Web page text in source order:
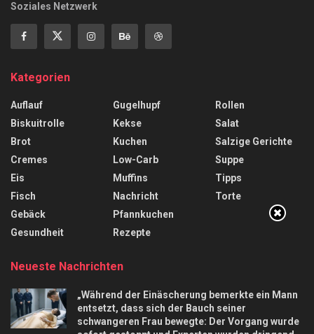
Soziales Netzwerk
Kategorien
Auflauf
Biskuitrolle
Brot
Cremes
Eis
Fisch
Gebäck
Gesundheit
Gugelhupf
Kekse
Kuchen
Low-Carb
Muffins
Nachricht
Pfannkuchen
Rezepte
Rollen
Salat
Salzige Gerichte
Suppe
Tipps
Torte
Neueste Nachrichten
„Während der Einäscherung bemerkte ein Mann
entsetzt, dass sich der Bauch seiner
schwangeren Frau bewegte: Der Vorgang wurde